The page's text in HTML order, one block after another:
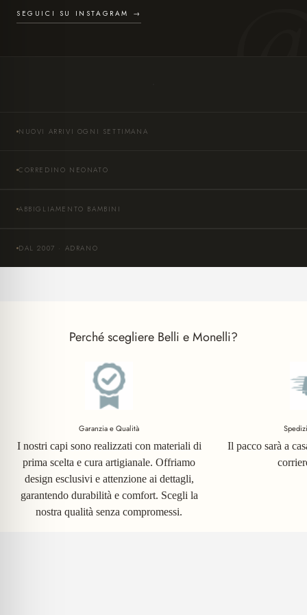
SEGUICI SU INSTAGRAM →
NUOVI ARRIVI OGNI SETTIMANA
CORREDINO NEONATO
ABBIGLIAMENTO BAMBINI
DAL 2007 · ADRANO
Perché scegliere Belli e Monelli?
Garanzia e Qualità
I nostri capi sono realizzati con materiali di
prima scelta e cura artigianale. Offriamo
design esclusivi e attenzione ai dettagli,
garantendo durabilità e comfort. Scegli la
nostra qualità senza compromessi.
Il pacco sarà a